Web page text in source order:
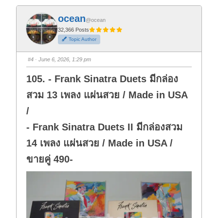
k
f
o
r
t
h
u
m
b
d
o
n
.
k
o
r
t
h
u
m
b
u
p
ocean@ocean
32,366 Posts
Topic Author
#4 · June 6, 2026, 1:29 pm
105. - Frank Sinatra Duets มีกล่อง
สวม 13 เพลง แผ่นสวย / Made in USA
/
- Frank Sinatra Duets II มีกล่องสวม
14 เพลง แผ่นสวย / Made in USA /
ขายคู่ 490-